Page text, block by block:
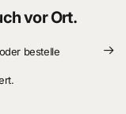
vor Ort.
bestelle